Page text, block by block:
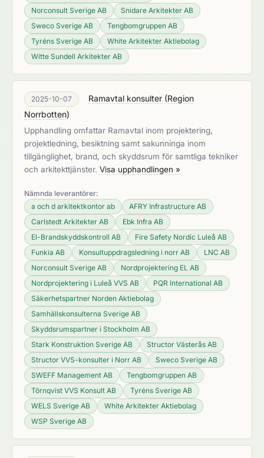
Norconsult Sverige AB
Snidare Arkitekter AB
Sweco Sverige AB
Tengbomgruppen AB
Tyréns Sverige AB
White Arkitekter Aktiebolag
Witte Sundell Arkitekter AB
2025-10-07 Ramavtal konsulter (Region
Norrbotten)
Upphandling omfattar Ramavtal inom projektering,
projektledning, besiktning samt sakunninga inom
tillgänglighet, brand, och skyddsrum för samtliga tekniker
och arkitekttjänster. Visa upphandlingen »
Nämnda leverantörer:
a och d arkitektkontor ab
AFRY Infrastructure AB
Carlstedt Arkitekter AB
Ebk Infra AB
El-Brandskyddskontroll AB
Fire Safety Nordic Luleå AB
Funkia AB
Konsultuppdragsledning i norr AB
LNC AB
Norconsult Sverige AB
Nordprojektering EL AB
Nordprojektering i Luleå VVS AB
PQR International AB
Säkerhetspartner Norden Aktiebolag
Samhällskonsulterna Sverige AB
Skyddsrumspartner i Stockholm AB
Stark Konstruktion Sverige AB
Structor Västerås AB
Structor VVS-konsulter i Norr AB
Sweco Sverige AB
SWEFF Management AB
Tengbomgruppen AB
Törnqvist VVS Konsult AB
Tyréns Sverige AB
WELS Sverige AB
White Arkitekter Aktiebolag
WSP Sverige AB